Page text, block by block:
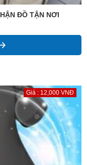
ĐỒ TẬN NƠI
Giá : 12,000 VNĐ